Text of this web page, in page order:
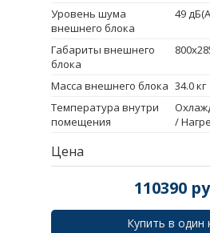
Уровень шума
внешнего блока
49
Габариты внешнего
блока
Масса внешнего блока 34.0 кг
Температура внутри
помещения
/
Цена
110390
Купить в один